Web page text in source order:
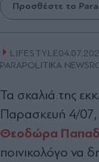
Προσθέστε το
LIFESTYLE
PARAPOLITIKA
Τα σκαλιά της
Παρασκευή 4/07,
Θεοδώρα
ποινικολόγο να